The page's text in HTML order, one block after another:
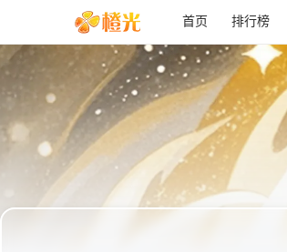
首页 排行榜